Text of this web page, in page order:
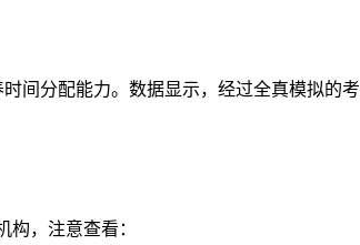
间分配能力。数据显示，经过全真模拟的
构，注意查看：